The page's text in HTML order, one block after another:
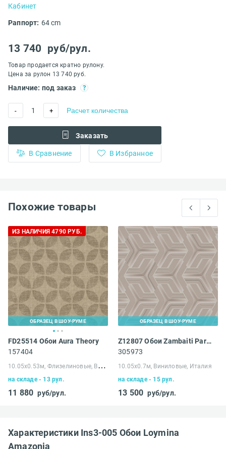
Кабинет
Раппорт: 64 cm
13 740 руб/рул.
Товар продается кратно рулону.
Цена за рулон 13 740 руб.
Наличие: под заказ
- 1 + Расчет количества
Заказать
В Сравнение В Избранное
Похожие товары
ОБРАЗЕЦ В ШОУ-РУМЕ
ИЗ НАЛИЧИЯ 4790 РУБ.
FD25514 Обои Aura Theory
157404
1
0.05х0.53м, Флизелиновые, Великобритания
на складе - 13 рул.
11 880 руб/рул.
ОБРАЗЕЦ В ШОУ-РУМЕ
Z12807 Обои Zambaiti Parati Lamborghini III
305973
10.05х0.7м, Виниловые, Италия
на складе - 15 рул.
13 500 руб/рул.
Характеристики Ins3-005 Обои Loymina
Amazonia